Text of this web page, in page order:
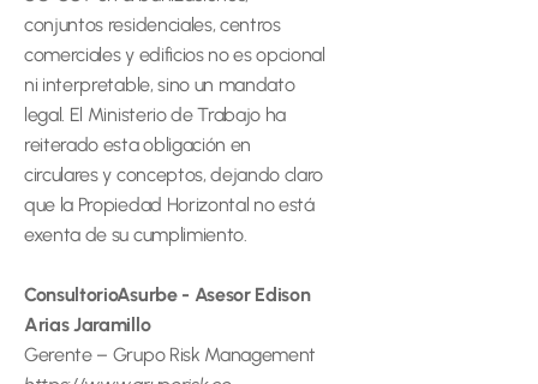
conjuntos residenciales, centros
comerciales y edificios no es opcional
ni interpretable, sino un mandato
legal. El Ministerio de Trabajo ha
reiterado esta obligación en
circulares y conceptos, dejando claro
que la Propiedad Horizontal no está
exenta de su cumplimiento.
ConsultorioAsurbe - Asesor Edison
Arias Jaramillo
Gerente – Grupo Risk Management